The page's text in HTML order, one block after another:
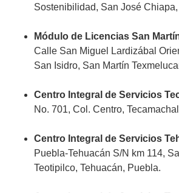
Sostenibilidad, San José
Módulo de Licencias San
Calle San Miguel Lardizábal
San Isidro, San Martín
Centro Integral de Servicios
No. 701, Col. Centro,
Centro Integral de Servicios
Puebla-Tehuacán S/N km 114,
Teotipilco, Tehuacán, Puebla.